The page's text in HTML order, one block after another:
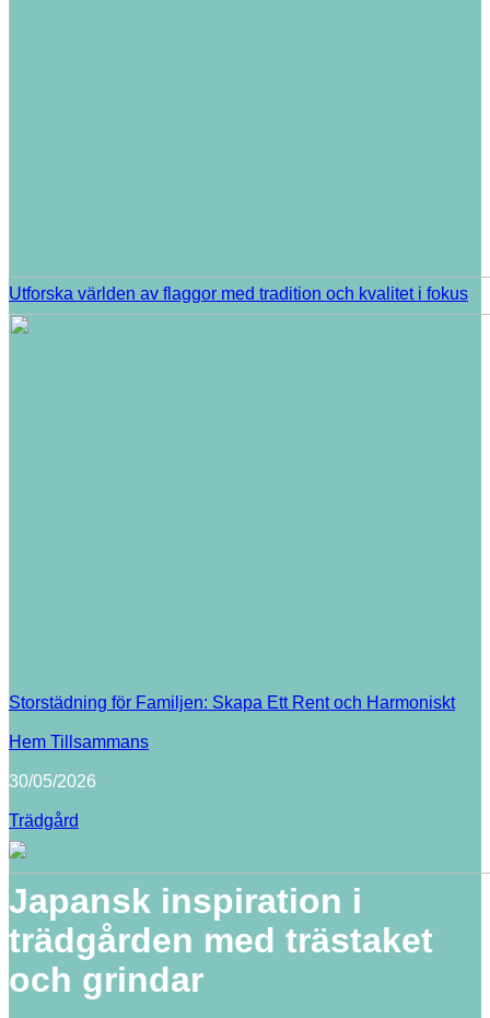
Utforska världen av flaggor med tradition och kvalitet i fokus
Storstädning för Familjen: Skapa Ett Rent och Harmoniskt
Hem Tillsammans
30/05/2026
Trädgård
Japansk inspiration i
trädgården med trästaket
och grindar